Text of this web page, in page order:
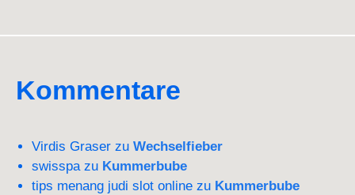
Kommentare
Virdis Graser zu Wechselfieber
swisspazu Kummerbube
tips menang judi slot online zu Kummerbube